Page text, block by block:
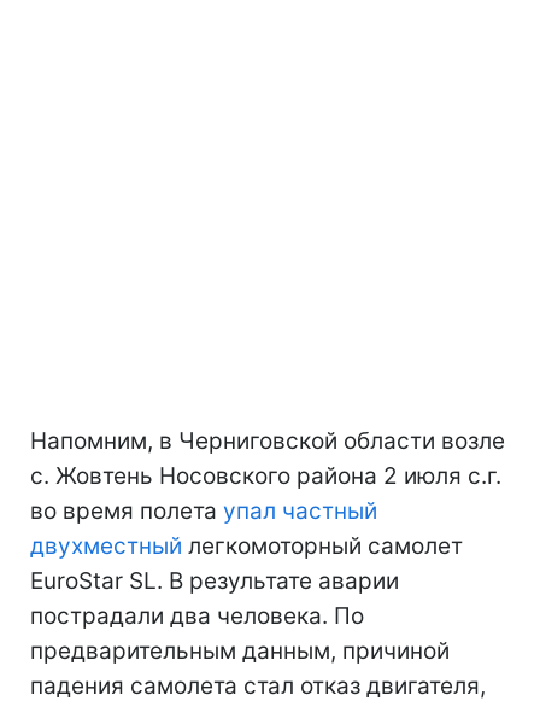
Напомним, в Черниговской области возле
с. Жовтень Носовского района 2 июля с.г.
во время полета упал частный
двухместный легкомоторный самолет
EuroStar SL. В результате аварии
пострадали два человека. По
предварительным данным, причиной
падения самолета стал отказ двигателя,